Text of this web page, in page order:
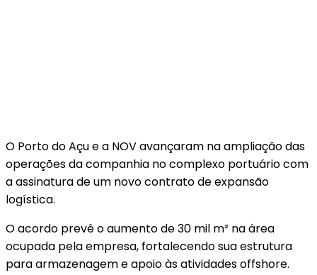
O Porto do Açu e a NOV avançaram na ampliação das
operações da companhia no complexo portuário com
a assinatura de um novo contrato de expansão
logística.
O acordo prevê o aumento de 30 mil m² na área
ocupada pela empresa, fortalecendo sua estrutura
para armazenagem e apoio às atividades offshore.